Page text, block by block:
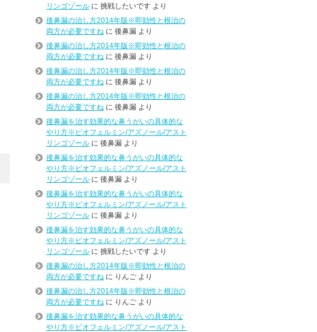
リンゴゾールに 挑戦したいです より
後鼻漏の治し方2014年版※即効性と根治の
両方が必要ですねに 後鼻漏 より
後鼻漏の治し方2014年版※即効性と根治の
両方が必要ですねに 後鼻漏 より
後鼻漏の治し方2014年版※即効性と根治の
両方が必要ですねに 後鼻漏 より
後鼻漏の治し方2014年版※即効性と根治の
両方が必要ですねに 後鼻漏 より
後鼻漏を治す効果的な鼻うがいの具体的な
やり方※ビオフェルミン/アズノール/アスト
リンゴゾールに 後鼻漏 より
後鼻漏を治す効果的な鼻うがいの具体的な
やり方※ビオフェルミン/アズノール/アスト
リンゴゾールに 後鼻漏 より
後鼻漏を治す効果的な鼻うがいの具体的な
やり方※ビオフェルミン/アズノール/アスト
リンゴゾールに 後鼻漏 より
後鼻漏を治す効果的な鼻うがいの具体的な
やり方※ビオフェルミン/アズノール/アスト
リンゴゾールに 挑戦したいです より
後鼻漏の治し方2014年版※即効性と根治の
両方が必要ですねに りんご より
後鼻漏の治し方2014年版※即効性と根治の
両方が必要ですねに りんご より
後鼻漏を治す効果的な鼻うがいの具体的な
やり方※ビオフェルミン/アズノール/アスト